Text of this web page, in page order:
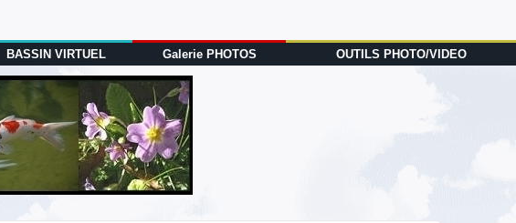
BASSIN VIRTUEL Galerie PHOTOS OUTILS PHOTO/VIDEO